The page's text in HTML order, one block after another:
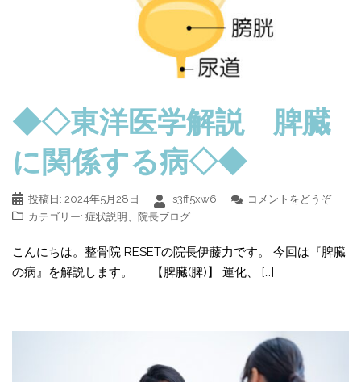
◆◇東洋医学解説 脾臓
に関係する病◇◆
投稿日: 2024年5月28日 s3ff5xw6
コメントをどうぞ
カテゴリー: 症状説明 院長ブログ
こんにちは。整骨院 RESETの院長伊藤力です。 今回は『脾臓
の病』を解説します。 【脾臓(脾)】 運化、 […]